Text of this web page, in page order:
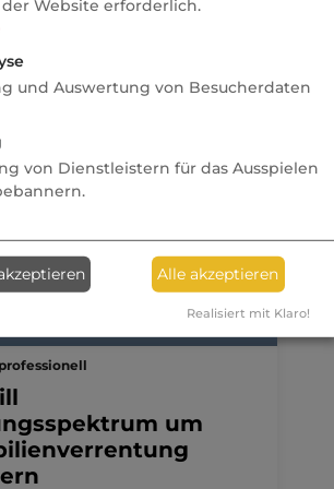
09.08.2026
Wechsel kostet
Nerven und Geld
07.08.2026
um
Website erforderlich.
und Auswertung von Besucherdaten
von Dienstleistern für das Ausspielen
Alle akzeptieren
Realisiert mit Klaro!